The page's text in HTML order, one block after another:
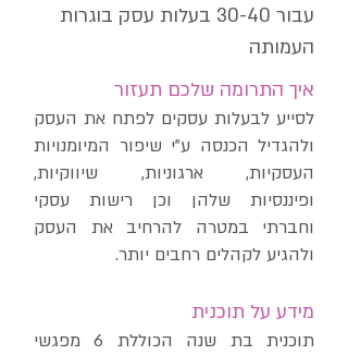
עבור 30-40 בעלות עסק בוגרות
העמותה
איך התרומה שלכם תעזור
לסייע לבעלות עסקים לפתח את העסק
ולהגדיל הכנסה ע"י שיפור המיומנויות
העסקיות, ארגוניות, שיווקיות,
ופיננסיות שלהן וכן רישות עסקי
וחברתי במטרה להרחיב את העסק
ולהגיע לקהלים רחבים יותר.
מידע על תוכנית
תוכנית בת שנה הכוללת 6 מפגשי